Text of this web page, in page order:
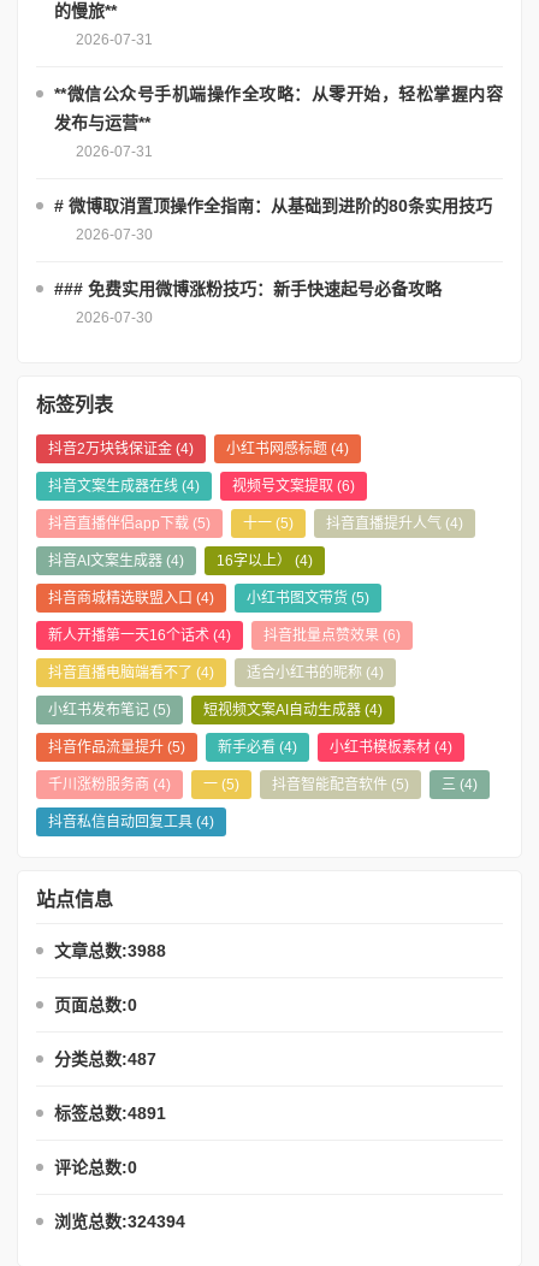
的慢旅**
2026-07-31
**微信公众号手机端操作全攻略：从零开始，轻松掌握内容
发布与运营**
2026-07-31
# 微博取消置顶操作全指南：从基础到进阶的80条实用技巧
2026-07-30
### 免费实用微博涨粉技巧：新手快速起号必备攻略
2026-07-30
标签列表
抖音2万块钱保证金 (4) 小红书网感标题 (4)
抖音文案生成器在线 (4) 视频号文案提取 (6)
抖音直播伴侣app下载 (5) 十一 (5) 抖音直播提升人气 (4)
抖音AI文案生成器 (4) 16字以上） (4)
抖音商城精选联盟入口 (4) 小红书图文带货 (5)
新人开播第一天16个话术 (4) 抖音批量点赞效果 (6)
抖音直播电脑端看不了 (4) 适合小红书的昵称 (4)
小红书发布笔记 (5) 短视频文案AI自动生成器 (4)
抖音作品流量提升 (5) 新手必看 (4) 小红书模板素材 (4)
千川涨粉服务商 (4) 一 (5) 抖音智能配音软件 (5) 三 (4)
抖音私信自动回复工具 (4)
站点信息
文章总数:3988
页面总数:0
分类总数:487
标签总数:4891
评论总数:0
浏览总数:324394